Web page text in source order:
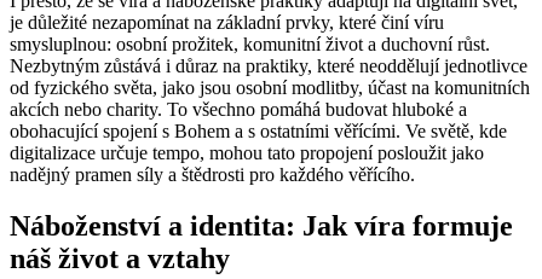
je důležité nezapomínat na základní prvky, které činí víru
smysluplnou: osobní prožitek, komunitní život a duchovní růst.
Nezbytným zůstává i důraz na praktiky, které neoddělují jednotlivce
od fyzického světa, jako jsou osobní modlitby, účast na komunitních
akcích nebo charity. To všechno pomáhá budovat hluboké a
obohacující spojení s Bohem a s ostatními věřícími. Ve světě, kde
digitalizace určuje tempo, mohou tato propojení posloužit jako
nadějný pramen síly a štědrosti pro každého věřícího.
Náboženství a identita: Jak víra formuje
náš život a vztahy